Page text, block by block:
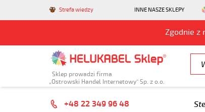
Strefa wiedzy INNE NASZE SKLEPY
Zgodnie z
Sklep prowadzi firma
„Ostrowski Handel Internetowy” Sp. z o.o.
+48 22 349 96 48